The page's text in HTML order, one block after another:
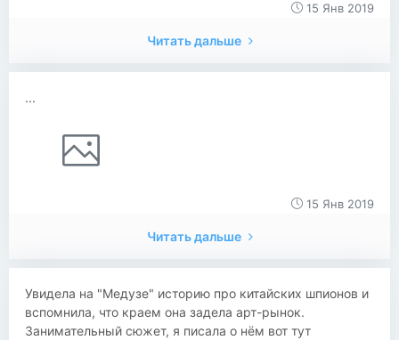
15 Янв 2019
Читать дальше
...
15 Янв 2019
Читать дальше
Увидела на "Медузе" историю про китайских шпионов и
вспомнила, что краем она задела арт-рынок.
Занимательный сюжет, я писала о нём вот тут